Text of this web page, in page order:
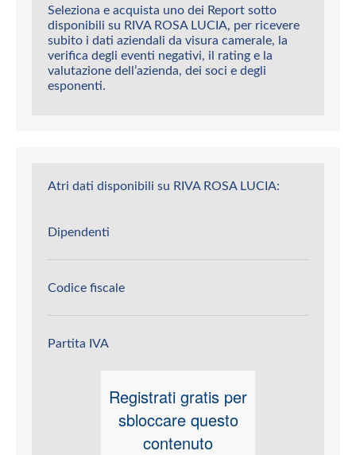
Seleziona e acquista uno dei Report sotto
disponibili su RIVA ROSA LUCIA, per ricevere
subito i dati aziendali da visura camerale, la
verifica degli eventi negativi, il rating e la
valutazione dell’azienda, dei soci e degli
esponenti.
Atri dati disponibili su RIVA ROSA LUCIA:
Dipendenti
Codice fiscale
Partita IVA
Registrati gratis per
sbloccare questo
contenuto